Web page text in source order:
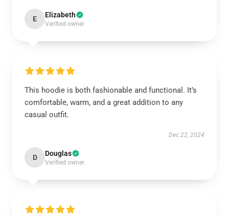
E Elizabeth
Verified owner
This hoodie is both fashionable and functional. It’s
comfortable, warm, and a great addition to any
casual outfit.
Dec 22, 2024
D Douglas
Verified owner